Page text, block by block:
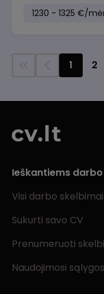
1230 - 1325 €/
1 2
Ieškantiems darbo
Visi darbo skelbimai
Sukurti savo CV
Prenumeruoti
Naudojimosi sąlygos